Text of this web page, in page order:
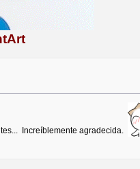
Increíblemente agradecida.